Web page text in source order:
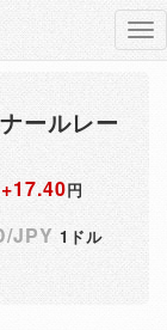
ールレー
+17.40円
JPY 1ドル